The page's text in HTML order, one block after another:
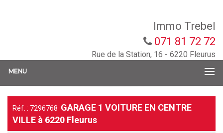
Immo Trebel
071 81 72 72
Rue de la Station, 16 - 6220 Fleurus
MENU
Réf. : 7296768 GARAGE 1 VOITURE EN CENTRE
VILLE à 6220 Fleurus